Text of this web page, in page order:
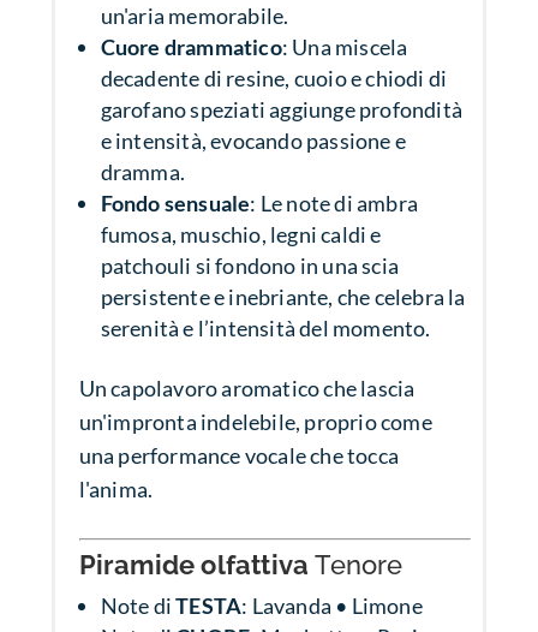
un'aria memorabile.
Cuore drammatico: Una miscela
decadente di resine, cuoio e chiodi di
garofano speziati aggiunge profondità
e intensità, evocando passione e
dramma.
Fondo sensuale: Le note di ambra
fumosa, muschio, legni caldi e
patchouli si fondono in una scia
persistente e inebriante, che celebra la
serenità e l’intensità del momento.
Un capolavoro aromatico che lascia
un'impronta indelebile, proprio come
una performance vocale che tocca
l'anima.
Piramide olfattiva Tenore
Note diTESTA: Lavanda • Limone